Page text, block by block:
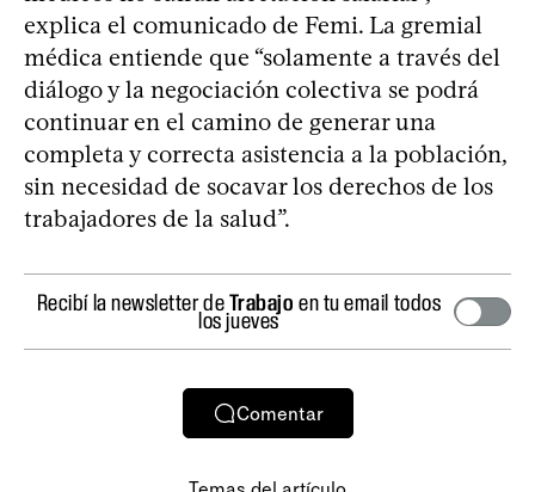
explica el comunicado de Femi. La gremial
médica entiende que “solamente a través del
diálogo y la negociación colectiva se podrá
continuar en el camino de generar una
completa y correcta asistencia a la población,
sin necesidad de socavar los derechos de los
trabajadores de la salud”.
Recibí la newsletter deTrabajo en tu email todos
los jueves
Comentar